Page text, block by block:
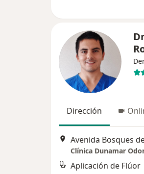
Dirección
Clínica Dunamar
Aplicación de Flúor